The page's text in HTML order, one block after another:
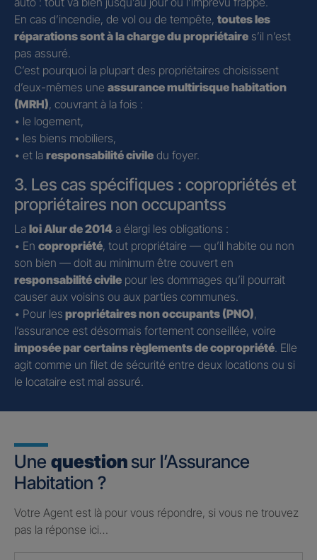
En cas d’incendie, de vol ou de tempête, toutes les
réparations sont à la charge du propriétaire s’il n’est
pas assuré.
C’est pourquoi la plupart des propriétaires choisissent
d’eux-mêmes une assurance multirisque habitation
(MRH), couvrant à la fois :
• le logement,
• les biens mobiliers,
• et la responsabilité civile du foyer.
3. Les cas spécifiques : copropriétés et
propriétaires non occupantss
La loi Alur de 2014 a élargi les obligations :
• En copropriété, tout propriétaire — qu’il habite ou non
son bien — doit au minimum être couvert en
responsabilité civile pour les dommages qu’il pourrait
causer aux voisins ou aux parties communes.
• Pour les propriétaires non occupants (PNO),
l’assurance est désormais fortement conseillée, voire
imposée par certains règlements de copropriété. Elle
agit comme un filet de sécurité entre deux locations ou si
le locataire est mal assuré.
Une question sur l’Assurance
Habitation ?
Votre Agent est là pour vous répondre, si vous ne trouvez
pas la réponse ici…